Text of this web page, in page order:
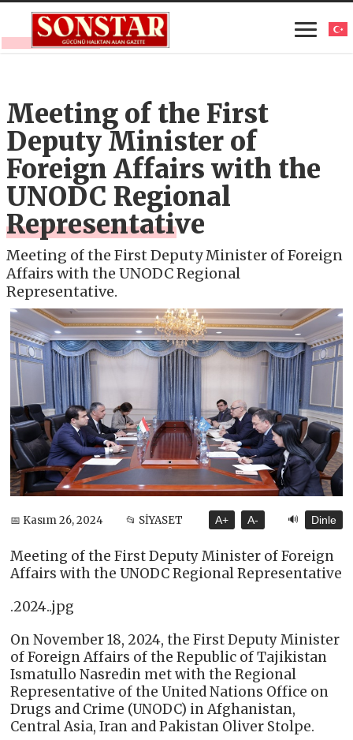
Meeting of the First
Deputy Minister of
Foreign Affairs with the
UNODC Regional
Representative
Meeting of the First Deputy Minister of Foreign
Affairs with the UNODC Regional
Representative.
📅 Kasım 26, 2024 📂 SİYASET A+ A- 🔊 Dinle
Meeting of the First Deputy Minister of Foreign
Affairs with the UNODC Regional Representative
.2024..jpg
On November 18, 2024, the First Deputy Minister
of Foreign Affairs of the Republic of Tajikistan
Ismatullo Nasredin met with the Regional
Representative of the United Nations Office on
Drugs and Crime (UNODC) in Afghanistan,
Central Asia, Iran and Pakistan Oliver Stolpe.